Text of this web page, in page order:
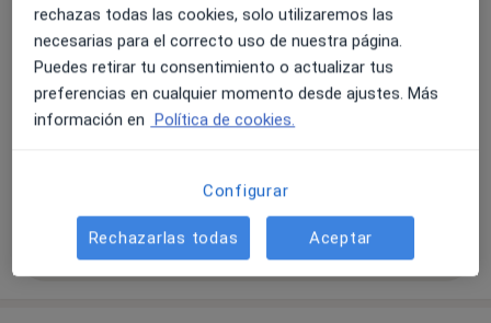
Ampliarse abre en una nueva
Disponibilidad
Este especialista no ofrece reserva online en esta
Mostrar más detalles
sobre la dirección
rechazas todas las cookies, solo utilizaremos las
necesarias para el correcto uso de nuestra página.
Puedes retirar tu consentimiento o actualizar tus
preferencias en cualquier momento desde ajustes. Más
información en Política de cookies.
Configurar
Rechazarlas todas Aceptar